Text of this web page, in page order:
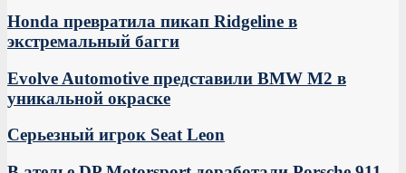
Honda превратила пикап Ridgeline в
экстремальный багги
Evolve Automotive представили BMW M2 в
уникальной окраске
Серьезный игрок Seat Leon